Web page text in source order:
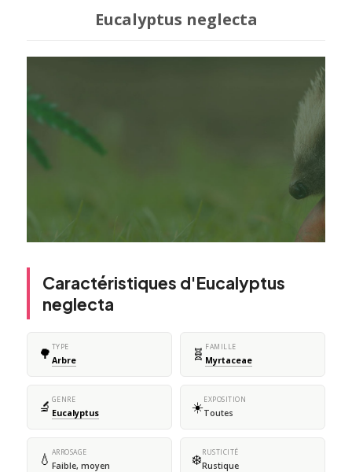
Eucalyptus neglecta
Caractéristiques d'Eucalyptus
neglecta
🌳 TYPE
Arbre 🧬 FAMILLE
Myrtaceae
🔬 GENRE
Eucalyptus ☀️EXPOSITION
Toutes
💧 ARROSAGE
Faible, moyen ❄️RUSTICITÉ
Rustique